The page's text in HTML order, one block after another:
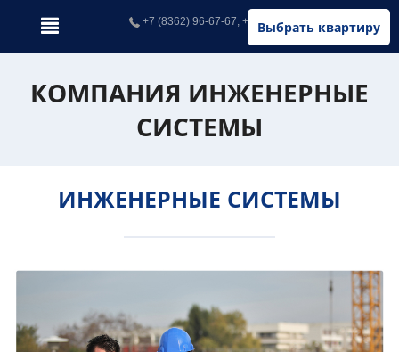
Выбрать квартиру
+7 (8362) 96-67-67, +7 (902) 326-67-67
КОМПАНИЯ ИНЖЕНЕРНЫЕ
СИСТЕМЫ
ИНЖЕНЕРНЫЕ СИСТЕМЫ